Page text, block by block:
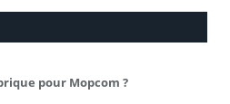
pour Mopcom ?